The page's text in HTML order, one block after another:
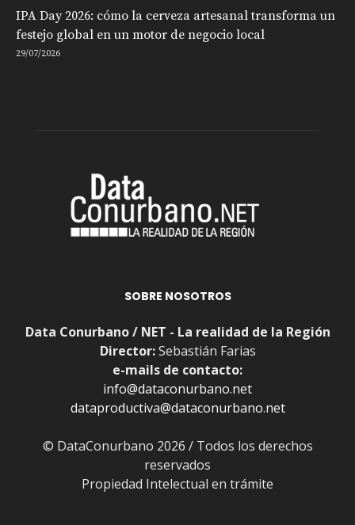
IPA Day 2026: cómo la cerveza artesanal transforma un
festejo global en un motor de negocio local
29/07/2026
SOBRE NOSOTROS
Data Conurbano / NET - La realidad de la Región
Director:Sebastián Farias
e-mails de contacto:
info@dataconurbano.net
dataproductiva@dataconurbano.net
© DataConurbano 2026 / Todos los derechos
reservados
Propiedad Intelectual en trámite